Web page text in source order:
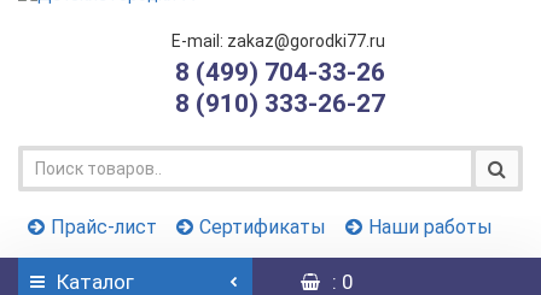
E-mail: zakaz@gorodki77.ru
8 (499) 704-33-26
8 (910) 333-26-27
Прайс-лист Сертификаты Наши работы
Каталог : 0